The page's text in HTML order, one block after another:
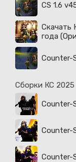
CS 1.6
Скачать
года
Counter-
Сборки КС 2025
Counter-
Counter-
Counter-